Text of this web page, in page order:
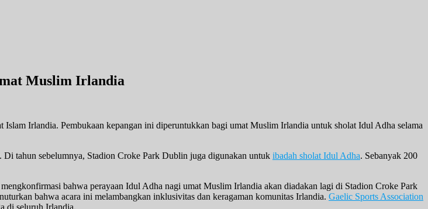
Muslim Irlandia
Irlandia. Pembukaan kepangan ini diperuntukkan bagi umat Muslim Irlandia untuk sholat Idul Adha selama
tahun sebelumnya, Stadion Croke Park Dublin juga digunakan untuk ibadah sholat Idul Adha. Sebanyak 200
bahwa perayaan Idul Adha nagi umat Muslim Irlandia akan diadakan lagi di Stadion Croke Park
bahwa acara ini melambangkan inklusivitas dan keragaman komunitas Irlandia. Gaelic Sports Association
di seluruh Irlandia.